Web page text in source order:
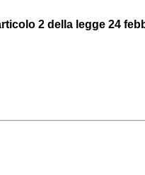
2 della legge 24